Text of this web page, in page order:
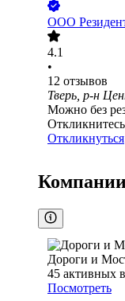
ООО
4.1
•
12 отзывов
Тверь, р-н
Можно без
Откликнуться
Дороги и
45 активных
Посмотреть